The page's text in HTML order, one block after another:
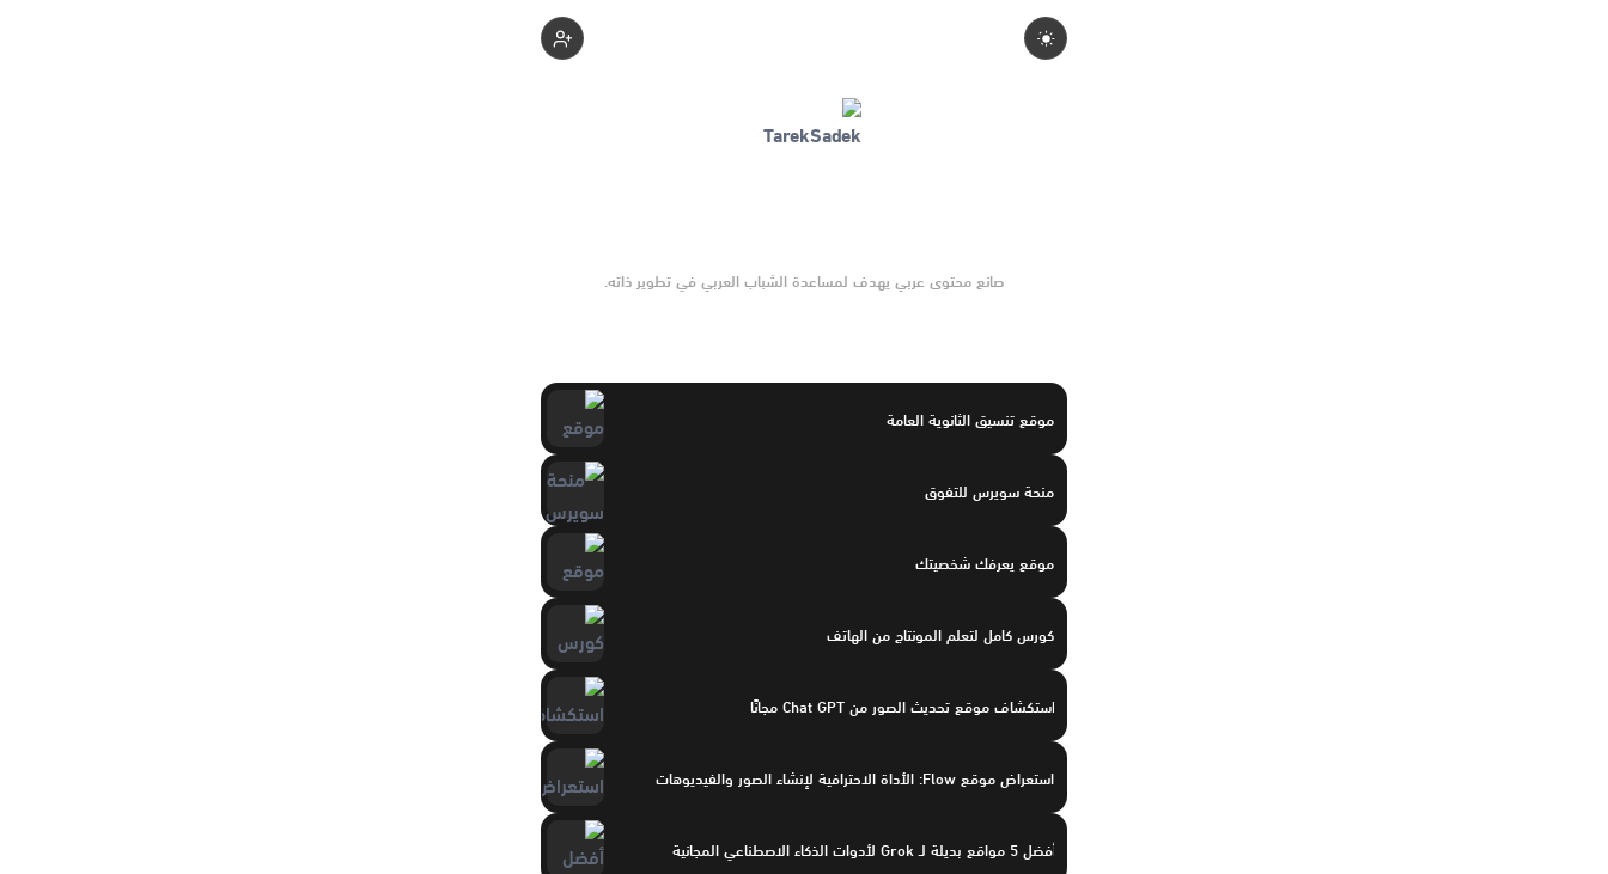
صانع محتوى عربي يهدف لمساعدة الشباب العربي في تطوير ذاته.
موقع تنسيق الثانوية العامة
منحة سويرس للتفوق
موقع يعرفك شخصيتك
كورس كامل لتعلم المونتاج من الهاتف
استكشاف موقع تحديث الصور من Chat GPT مجانًا
استعراض موقع Flow: الأداة الاحترافية لإنشاء الصور والفيديوهات
أفضل 5 مواقع بديلة لـ Grok لأدوات الذكاء الاصطناعي المجانية